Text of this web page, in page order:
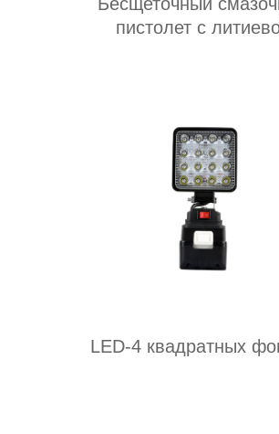
Бесщеточный
пистолет с
LED-4 квадратных